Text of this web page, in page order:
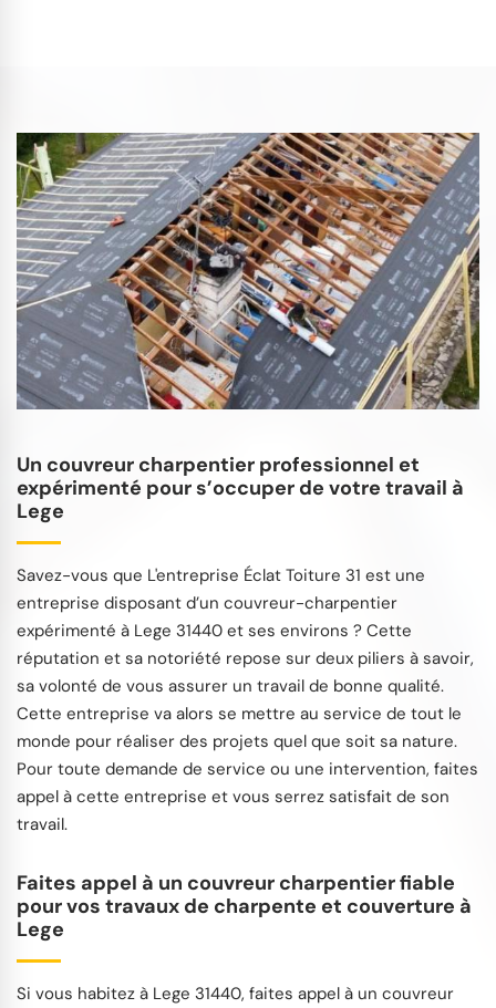
Un couvreur charpentier professionnel et
expérimenté pour s’occuper de votre travail à
Lege
Savez-vous que L'entreprise Éclat Toiture 31 est une
entreprise disposant d’un couvreur-charpentier
expérimenté à Lege 31440 et ses environs ? Cette
réputation et sa notoriété repose sur deux piliers à savoir,
sa volonté de vous assurer un travail de bonne qualité.
Cette entreprise va alors se mettre au service de tout le
monde pour réaliser des projets quel que soit sa nature.
Pour toute demande de service ou une intervention, faites
appel à cette entreprise et vous serrez satisfait de son
travail.
Faites appel à un couvreur charpentier fiable
pour vos travaux de charpente et couverture à
Lege
Si vous habitez à Lege 31440, faites appel à un couvreur